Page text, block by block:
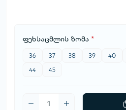
ფეხსაცმლის ზომა *
36 37 38 39 40
44
45